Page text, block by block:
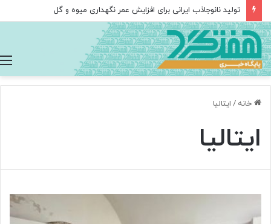
«شِکر» سلول‌های سرطانی را گسترش می‌دهد!
خانه / ایتالیا
ایتالیا